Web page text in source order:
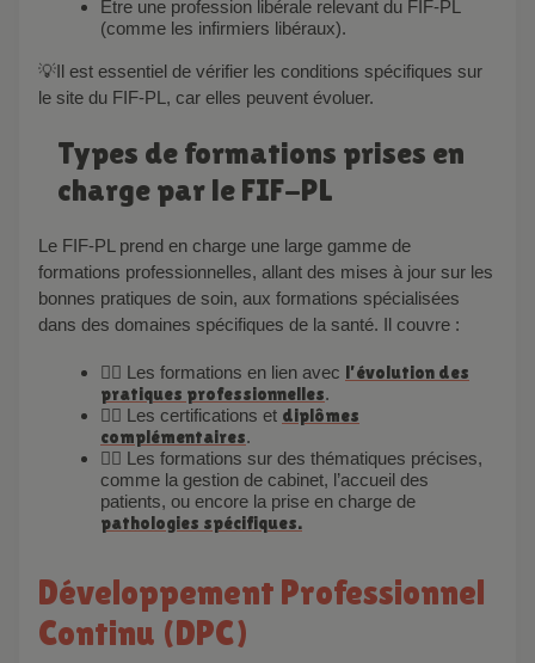
Être une profession libérale relevant du FIF-PL
(comme les infirmiers libéraux).
💡Il est essentiel de vérifier les conditions spécifiques sur
le site du FIF-PL, car elles peuvent évoluer.
Types de formations prises en
charge par le FIF-PL
Le FIF-PL prend en charge une large gamme de
formations professionnelles, allant des mises à jour sur les
bonnes pratiques de soin, aux formations spécialisées
dans des domaines spécifiques de la santé. Il couvre :
✍🏼 Les formations en lien avec l’évolution des
pratiques professionnelles.
✍🏼 Les certifications et diplômes
complémentaires.
✍🏼 Les formations sur des thématiques précises,
comme la gestion de cabinet, l’accueil des
patients, ou encore la prise en charge de
pathologies spécifiques.
Développement Professionnel
Continu (DPC)